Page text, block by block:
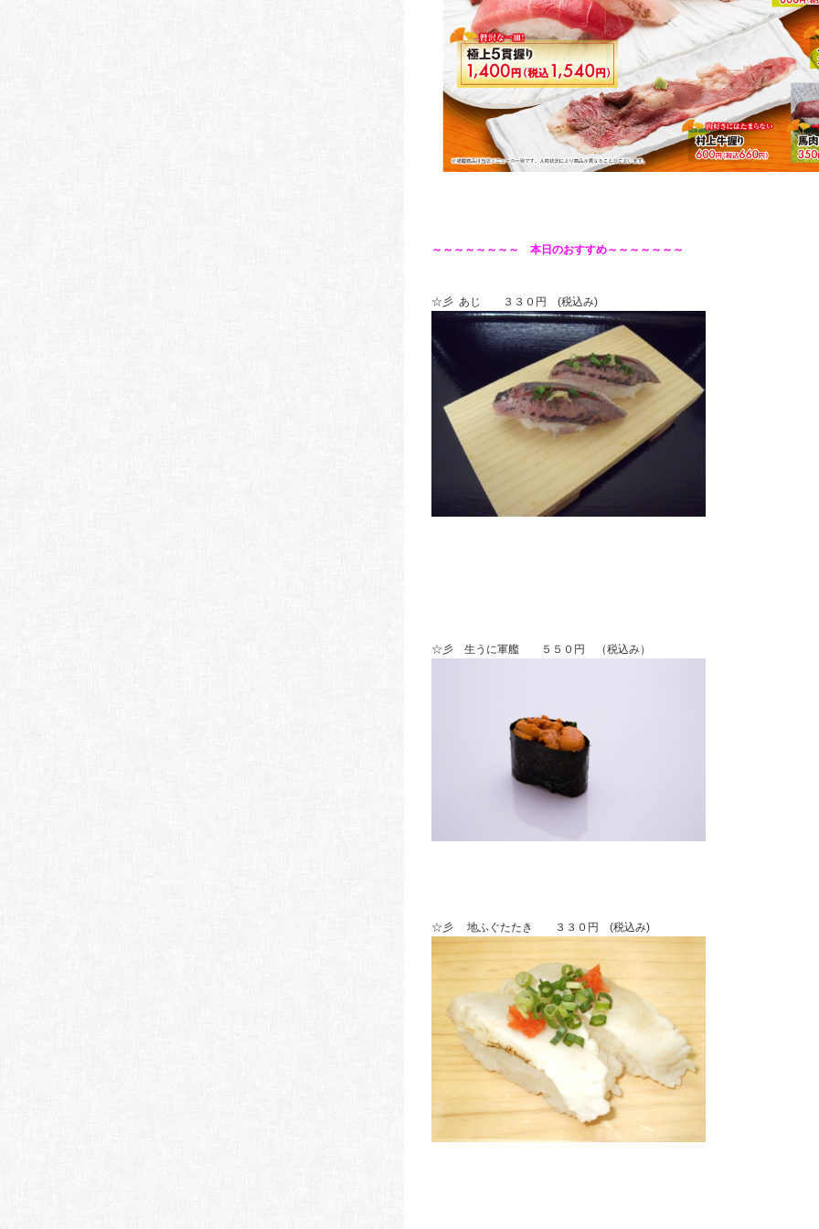
～～～～～～～～ 本日のおすすめ～～～～～～～
☆彡 あじ ３３０円 (税込み)
☆彡 生うに軍艦 ５５０円 （税込み）
☆彡 地ふぐたたき ３３０円 (税込み)